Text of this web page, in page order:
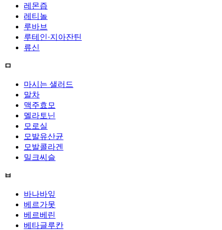
레몬즙
레티놀
루바브
루테인·지아잔틴
류신
ㅁ
마시는 샐러드
말차
맥주효모
멜라토닌
모로실
모발유산균
모발콜라겐
밀크씨슬
ㅂ
바나바잎
베르가못
베르베린
베타글루칸